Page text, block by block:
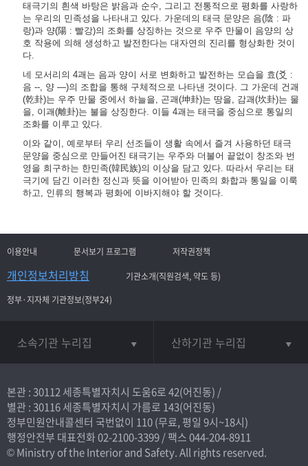
태극기의 흰색 바탕은 밝음과 순수, 그리고 전통적으로 평화를 사랑하
는 우리의 민족성을 나타내고 있다. 가운데의 태극 문양은 음(陰 : 파
랑)과 양(陽 : 빨강)의 조화를 상징하는 것으로 우주 만물이 음양의 상
호 작용에 의해 생성하고 발전한다는 대자연의 진리를 형상화한 것이
다.
네 모서리의 4괘는 음과 양이 서로 변화하고 발전하는 모습을 효(爻 :
음 --, 양 ―)의 조합을 통해 구체적으로 나타낸 것이다. 그 가운데 건괘
(乾卦)는 우주 만물 중에서 하늘을, 곤괘(坤卦)는 땅을, 감괘(坎卦)는 물
을, 이괘(離卦)는 불을 상징한다. 이들 4괘는 태극을 중심으로 통일의
조화를 이루고 있다.
이와 같이, 예로부터 우리 선조들이 생활 속에서 즐겨 사용하던 태극
문양을 중심으로 만들어진 태극기는 우주와 더불어 끝없이 창조와 번
영을 희구하는 한민족(韓民族)의 이상을 담고 있다. 따라서 우리는 태
극기에 담긴 이러한 정신과 뜻을 이어받아 민족의 화합과 통일을 이룩
하고, 인류의 행복과 평화에 이바지해야 할 것이다.
이용안내 문서보기 프로그램 저작권정책
개인정보처리방침
기관소개(직원검색, 약도 등)
정부·지자체 기관정보(정부24)
소속기관 누리집 산하기관 누리집
본관 : 30112 세종특별자치시 도움6로 42(어진동) /
별관 : 30116 세종특별자치시 가름로 143(어진동)
정부민원안내콜센터 국번없이 110(무료, 평일 9시~18시)
행정안전부 대표전화02-2100-3399/ 팩스 044-204-8911
© Ministry of the Interior and Safety. All rights reserved.